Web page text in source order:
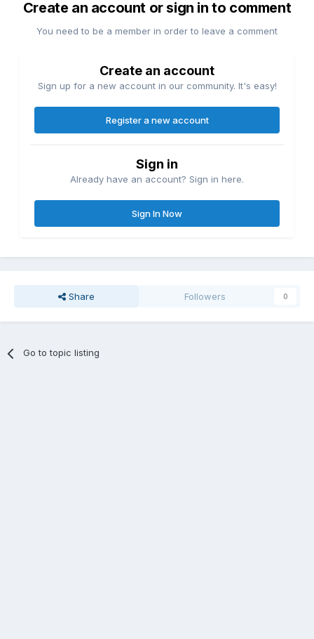
Create an account or sign in to comment
You need to be a member in order to leave a comment
Create an account
Sign up for a new account in our community. It's easy!
Register a new account
Sign in
Already have an account? Sign in here.
Sign In Now
Share Followers 0
Go to topic listing